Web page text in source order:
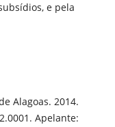
e pela
Alagoas. 2014.
Apelante: